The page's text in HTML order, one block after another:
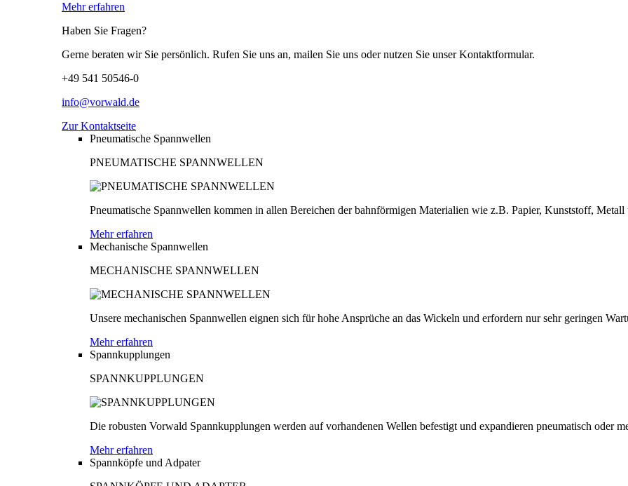
Mehr erfahren
Haben Sie Fragen?
Gerne beraten wir Sie persönlich. Rufen Sie uns an, mailen Sie uns oder nutzen Sie unser Kontaktformular.
+49 541 50546-0
info@vorwald.de
Zur Kontaktseite
Pneumatische Spannwellen
PNEUMATISCHE SPANNWELLEN
Pneumatische Spannwellen kommen in allen Bereichen der bahnförmigen Materialien wie z.B. Papier, Kunststoff,
Mehr erfahren
Mechanische Spannwellen
MECHANISCHE SPANNWELLEN
Unsere mechanischen Spannwellen eignen sich für hohe Ansprüche an das Wickeln und erfordern nur sehr geringen
Mehr erfahren
Spannkupplungen
SPANNKUPPLUNGEN
Die robusten Vorwald Spannkupplungen werden auf vorhandenen Wellen befestigt und expandieren pneumatisch oder
Mehr erfahren
Spannköpfe und Adpater